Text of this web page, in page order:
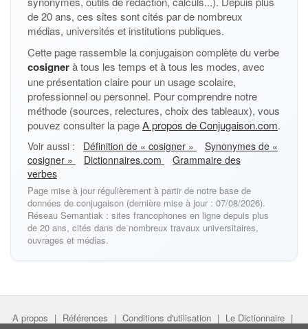
de 20 ans, ces sites sont cités par de nombreux
médias, universités et institutions publiques.
Cette page rassemble la conjugaison complète du verbe
cosignerà tous les temps et à tous les modes, avec
une présentation claire pour un usage scolaire,
professionnel ou personnel. Pour comprendre notre
méthode (sources, relectures, choix des tableaux), vous
pouvez consulter la pageA propos de Conjugaison.com.
Voir aussi : Définition de « cosigner »
Synonymes de «
cosigner »
Dictionnaires.com
Grammaire des
verbes
Page mise à jour régulièrement à partir de notre base de
données de conjugaison (dernière mise à jour : 07/08/2026).
Réseau Semantiak : sites francophones en ligne depuis plus
de 20 ans, cités dans de nombreux travaux universitaires,
ouvrages et médias.
A propos | Références | Conditions d'utilisation | Le Dictionnaire |